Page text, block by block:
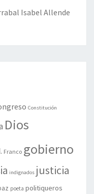
Isabel Allende
Constitución
Dios
Franco gobierno
indignados justicia
poeta politiqueros